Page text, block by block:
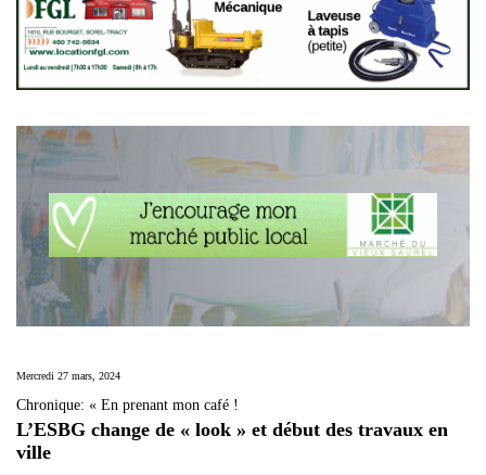
Mercredi 27 mars, 2024
Chronique: « En prenant mon café !
L’ESBG change de « look » et début des travaux en
ville